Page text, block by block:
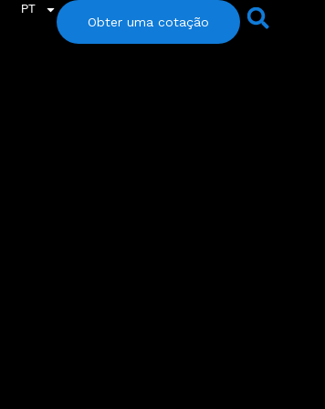
PT
Obter uma cotação